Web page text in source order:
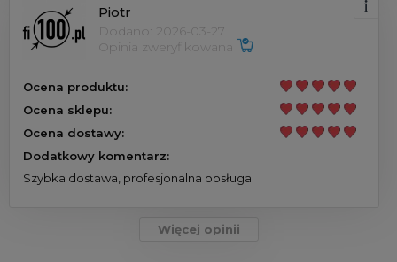
Piotr
Dodano: 2026-03-27
Opinia zweryfikowana
Ocena produktu:
Ocena sklepu:
Ocena dostawy:
Dodatkowy komentarz:
Szybka dostawa, profesjonalna obsługa.
Więcej opinii